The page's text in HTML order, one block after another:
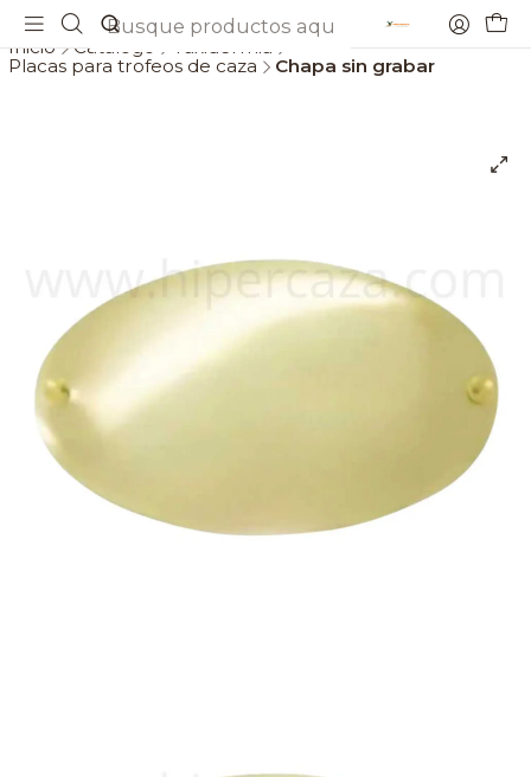
Inicio Catálogo
Placas para trofeos de caza
Chapa sin grabar